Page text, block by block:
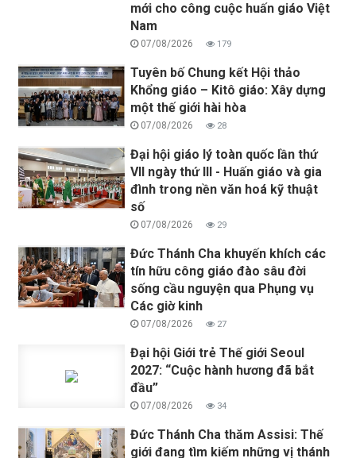
mới cho công cuộc huấn giáo Việt
Nam
07/08/2026 179
Tuyên bố Chung kết Hội thảo
Khổng giáo – Kitô giáo: Xây dựng
một thế giới hài hòa
07/08/2026 28
Đại hội giáo lý toàn quốc lần thứ
VII ngày thứ III - Huấn giáo và gia
đình trong nền văn hoá kỹ thuật
số
07/08/2026 29
Đức Thánh Cha khuyến khích các
tín hữu công giáo đào sâu đời
sống cầu nguyện qua Phụng vụ
Các giờ kinh
07/08/2026 27
Đại hội Giới trẻ Thế giới Seoul
2027: “Cuộc hành hương đã bắt
đầu”
07/08/2026 34
Đức Thánh Cha thăm Assisi: Thế
giới đang tìm kiếm những vị thánh